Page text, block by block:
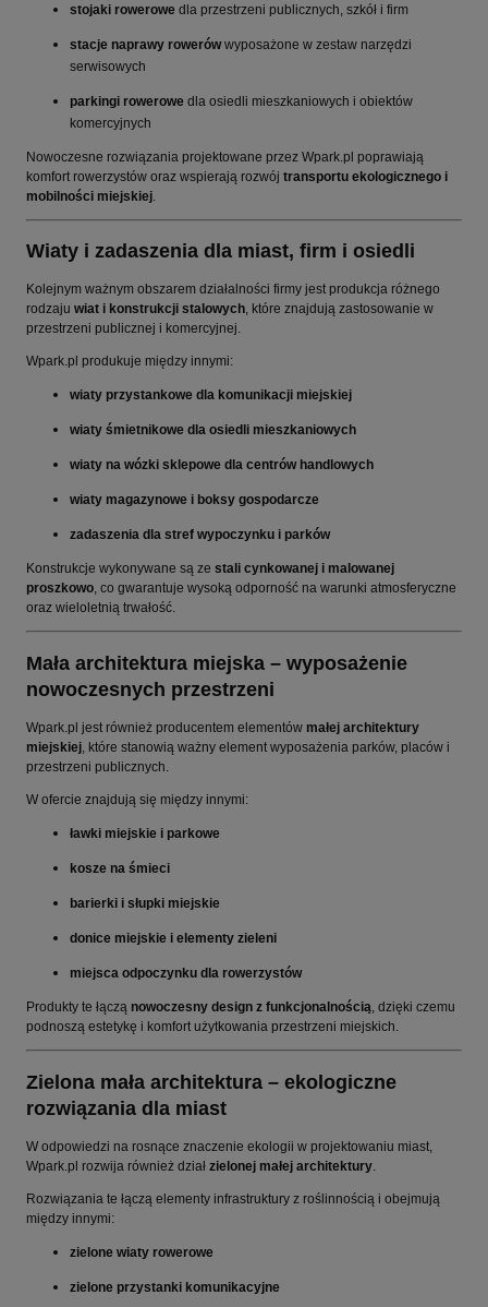
stojaki rowerowe dla przestrzeni publicznych, szkół i firm
stacje naprawy rowerówwyposażone w zestaw narzędzi
serwisowych
parkingi rowerowe dla osiedli mieszkaniowych i obiektów
komercyjnych
Nowoczesne rozwiązania projektowane przez Wpark.pl poprawiają
komfort rowerzystów oraz wspierają rozwój transportu ekologicznego i
mobilności miejskiej
Wiaty i zadaszenia dla miast, firm i osiedli
Kolejnym ważnym obszarem działalności firmy jest produkcja różnego
rodzaju wiat i konstrukcji stalowych, które znajdują zastosowanie w
przestrzeni publicznej i komercyjnej.
Wpark.pl produkuje między innymi:
wiaty przystankowe dla komunikacji miejskiej
wiaty śmietnikowe dla osiedli mieszkaniowych
wiaty na wózki sklepowe dla centrów handlowych
wiaty magazynowe i boksy gospodarcze
zadaszenia dla stref wypoczynku i parków
Konstrukcje wykonywane są ze stali cynkowanej i malowanej
proszkowo, co gwarantuje wysoką odporność na warunki atmosferyczne
oraz wieloletnią trwałość.
Mała architektura miejska – wyposażenie
nowoczesnych przestrzeni
Wpark.pl jest również producentem elementów małej architektury
miejskiej, które stanowią ważny element wyposażenia parków, placów i
przestrzeni publicznych.
W ofercie znajdują się między innymi:
ławki miejskie i parkowe
kosze na śmieci
barierki i słupki miejskie
donice miejskie i elementy zieleni
miejsca odpoczynku dla rowerzystów
Produkty te łączą nowoczesny design z funkcjonalnością, dzięki czemu
podnoszą estetykę i komfort użytkowania przestrzeni miejskich.
Zielona mała architektura – ekologiczne
rozwiązania dla miast
W odpowiedzi na rosnące znaczenie ekologii w projektowaniu miast,
Wpark.pl rozwija również dział zielonej małej architektury.
Rozwiązania te łączą elementy infrastruktury z roślinnością i obejmują
między innymi:
zielone wiaty rowerowe
zielone przystanki komunikacyjne